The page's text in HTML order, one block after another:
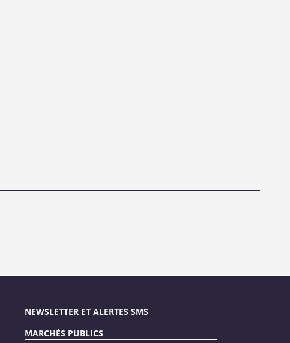
NEWSLETTER ET ALERTES SMS
MARCHÉS PUBLICS